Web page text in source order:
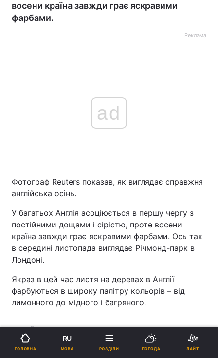
восени країна завжди грає яскравими
фарбами.
Реклама
ad
Фотограф Reuters показав, як виглядає справжня
англійська осінь.
У багатьох Англія асоціюється в першу чергу з
постійними дощами і сірістю, проте восени
країна завжди грає яскравими фарбами. Ось так
в середині листопада виглядає Річмонд-парк в
Лондоні.
Якраз в цей час листя на деревах в Англії
фарбуються в широку палітру кольорів – від
лимонного до мідного і багряного.
Багряна пора: фотограф
ГОЛОВНА
RU
МОВА РОЗДІЛИ ПОГОДА ЛАЙТ